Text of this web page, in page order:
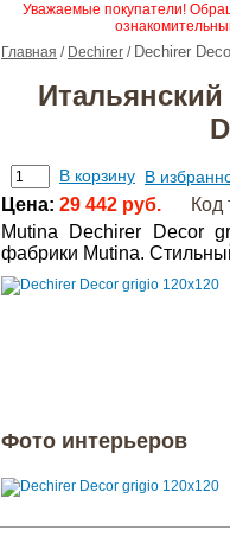
Уважаемые покупатели!
Главная / Dechirer / Dechirer
В корзину В
Цена: 29 442 руб.
Код
Mutina Dechirer Decor
фабрики Mutina.
Фото интерьеров